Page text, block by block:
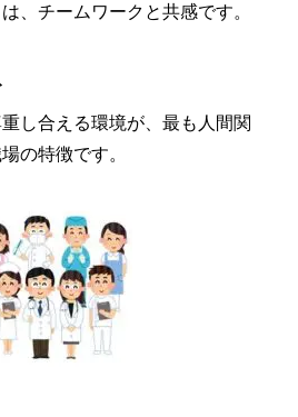
、チームワークと共感です。
し合える環境が、最も人間関
の特徴です。